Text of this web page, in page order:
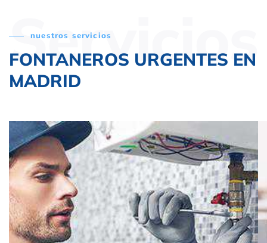
Servicios
nuestros servicios
FONTANEROS URGENTES EN
MADRID